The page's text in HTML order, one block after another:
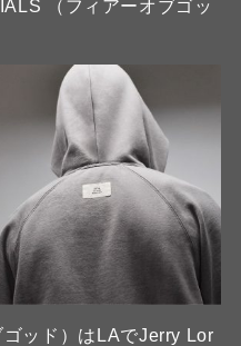
（フィアーオブゴッ
ッド）はLAでJerry Lor